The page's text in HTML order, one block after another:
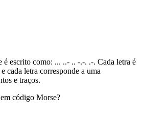
escrito como: ... ..- .. -.-. .-. Cada letra é
cada letra corresponde a uma
e traços.
código Morse?